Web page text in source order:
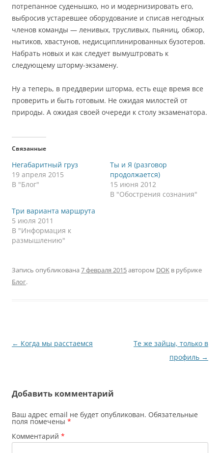
потрепанное суденышко, но и модернизировать его,
выбросив устаревшее оборудование и списав негодных
членов команды — ленивых, трусливых, пьяниц, обжор,
нытиков, хвастунов, недисциплинированных бузотеров.
Набрать новых и как следует вымуштровать к
следующему шторму-экзамену.
Ну а теперь, в преддверии шторма, есть еще время все
проверить и быть готовым. Не ожидая милостей от
природы. А ожидая своей очереди к столу экзаменатора.
Связанные
Негабаритный груз
19 апреля 2015
В "Блог"
Ты и Я (разговор
продолжается)
15 июня 2012
В "Обострения сознания"
Три варианта маршрута
5 июля 2011
В "Информация к
размышлению"
Запись опубликована 7 февраля 2015автором DOK в рубрике
Блог.
Навигация
← Когда мы расстаемся
Те же зайцы, только в
профиль →
Добавить комментарий
Ваш адрес email не будет опубликован. Обязательные
поля помечены *
Комментарий *